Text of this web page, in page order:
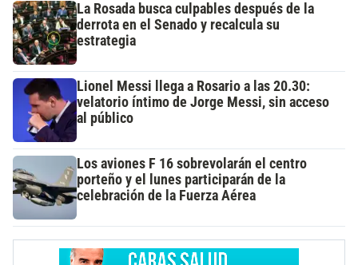
La Rosada busca culpables después de la
derrota en el Senado y recalcula su
estrategia
Lionel Messi llega a Rosario a las 20.30:
velatorio íntimo de Jorge Messi, sin acceso
al público
Los aviones F 16 sobrevolarán el centro
porteño y el lunes participarán de la
celebración de la Fuerza Aérea